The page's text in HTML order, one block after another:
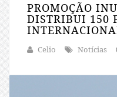
PROMOÇÃO
DISTRIBUI 150
Celio Notícias